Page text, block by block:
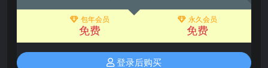
包年会员
免费
永久会员
免费
登录后购买